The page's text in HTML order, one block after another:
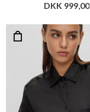
DKK 999,00